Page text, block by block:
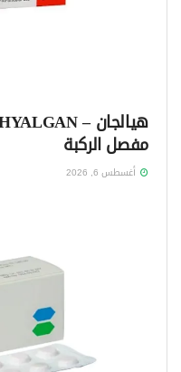
مفصل الركبة
أغسطس 6, 2026